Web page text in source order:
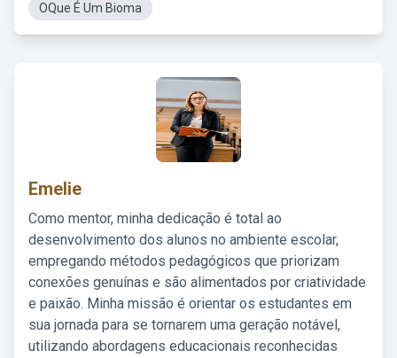
OQue É Um Bioma
Emelie
Como mentor, minha dedicação é total ao
desenvolvimento dos alunos no ambiente escolar,
empregando métodos pedagógicos que priorizam
conexões genuínas e são alimentados por criatividade
e paixão. Minha missão é orientar os estudantes em
sua jornada para se tornarem uma geração notável,
utilizando abordagens educacionais reconhecidas